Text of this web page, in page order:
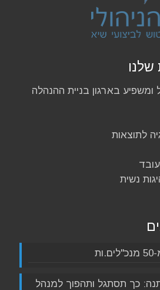
שלנו
ומשפיע בארגון בניית ההנהלה
לתוצאות
נשית
כך תסתגל ותהפוך למנהל